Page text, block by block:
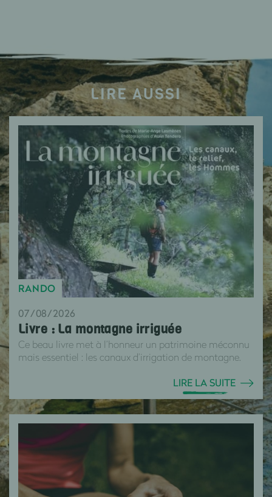
LIRE AUSSI
RANDO
07/08/2026
Livre : La montagne irriguée
Ce beau livre met à l’honneur un patrimoine méconnu
mais essentiel : les canaux d’irrigation de montagne.
LIRE LA SUITE